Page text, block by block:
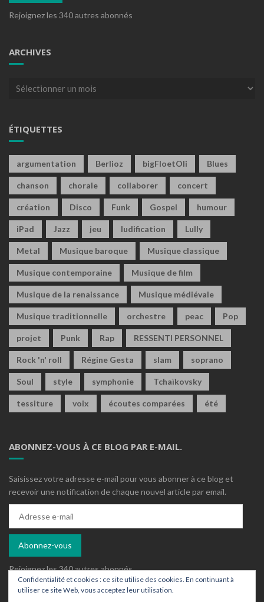
Rejoignez les 340 autres abonnés
ARCHIVES
Archives
ÉTIQUETTES
argumentation Berlioz bigFloetOli Blues
chanson chorale collaborer concert
création Disco Funk Gospel humour
iPad Jazz jeu ludification Lully
Metal Musique baroque Musique classique
Musique contemporaine Musique de film
Musique de la renaissance Musique médiévale
Musique traditionnelle orchestre peac Pop
projet Punk Rap RESSENTI PERSONNEL
Rock 'n' roll Régine Gesta slam soprano
Soul style symphonie Tchaïkovsky
tessiture voix écoutes comparées été
ABONNEZ-VOUS À CE BLOG PAR E-MAIL.
Saisissez votre adresse e-mail pour vous abonner à ce blog et
recevoir une notification de chaque nouvel article par email.
mail
Abonnez-vous
Rejoignez les 340 autres abonnés
Confidentialité et cookies : ce site utilise des cookies. En continuant à
utiliser ce site Web, vous acceptez leur utilisation.